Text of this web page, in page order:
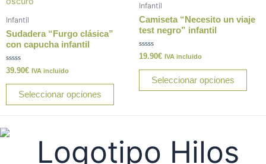
Infantil
Sudadera “Furgo clásica”
con capucha infantil
Valorado
0
39.90€ IVA incluido
Seleccionar opciones
múltiples
variantes.
opciones
pueden
página
de
Infantil
Camiseta “Necesito un viaje
test negro” infantil
Valorado
0
19.90€ IVA incluido
Seleccionar opciones
se